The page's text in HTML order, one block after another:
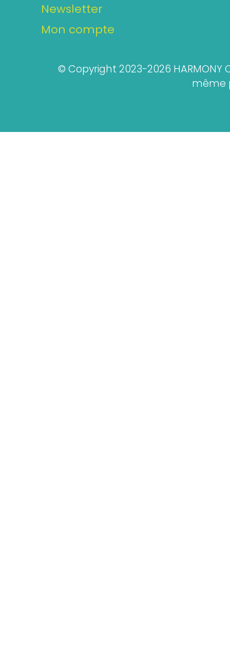
Newsletter
Mon compte
© Copyright 2023-2026 HARMONY
même